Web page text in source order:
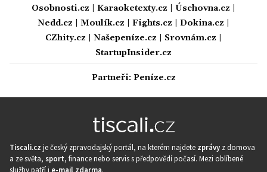
Osobnosti.cz
Karaoketexty.cz Úschovna.cz
Nedd.cz
Moulík.cz Fights.cz Dokina.cz
CZhity.cz
Našepeníze.cz Srovnám.cz
StartupInsider.cz
Partneři: Peníze.cz
Tiscali.cz je český zpravodajský portál, na kterém najdete zprávy z domova
a ze světa, sport, finance nebo servis s předpovědí počasí. Mezi oblíbené
služby patří i e-mail zdarma.